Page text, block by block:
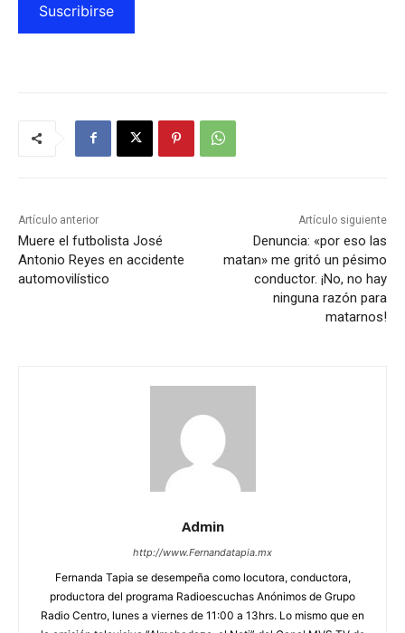
Suscribirse
Artículo anterior
Muere el futbolista José
Antonio Reyes en accidente
automovilístico
Artículo siguiente
Denuncia: «por eso las
matan» me gritó un pésimo
conductor. ¡No, no hay
ninguna razón para
matarnos!
Admin
http://www.Fernandatapia.mx
Fernanda Tapia se desempeña como locutora, conductora,
productora del programa Radioescuchas Anónimos de Grupo
Radio Centro, lunes a viernes de 11:00 a 13hrs. Lo mismo que en